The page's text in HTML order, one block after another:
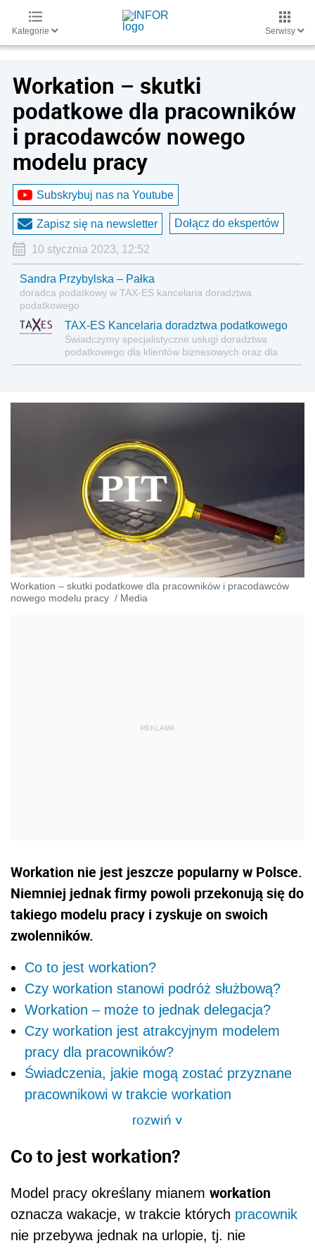
Kategorie Serwisy
Workation – skutki
podatkowe dla pracowników
i pracodawców nowego
modelu pracy
Subskrybuj nas na Youtube
Zapisz się na newsletter Dołącz do ekspertów
10 stycznia 2023, 12:52
Sandra Przybylska – Pałka
doradca podatkowy w TAX-ES kancelaria doradztwa
podatkowego
TAX-ES Kancelaria doradztwa podatkowego
Świadczymy specjalistyczne usługi doradztwa
podatkowego dla klientów biznesowych oraz dla
jednostek sektora finansów publicznych.
Workation – skutki podatkowe dla pracowników i pracodawców
nowego modelu pracy / Media
Workation nie jest jeszcze popularny w Polsce.
Niemniej jednak firmy powoli przekonują się do
takiego modelu pracy i zyskuje on swoich
zwolenników.
Co to jest workation?
Czy workation stanowi podróż służbową?
Workation – może to jednak delegacja?
Czy workation jest atrakcyjnym modelem
pracy dla pracowników?
Świadczenia, jakie mogą zostać przyznane
pracownikowi w trakcie workation
rozwiń>
Co to jest workation?
Model pracy określany mianem workation
oznacza wakacje, w trakcie których pracownik
nie przebywa jednak na urlopie, tj. nie